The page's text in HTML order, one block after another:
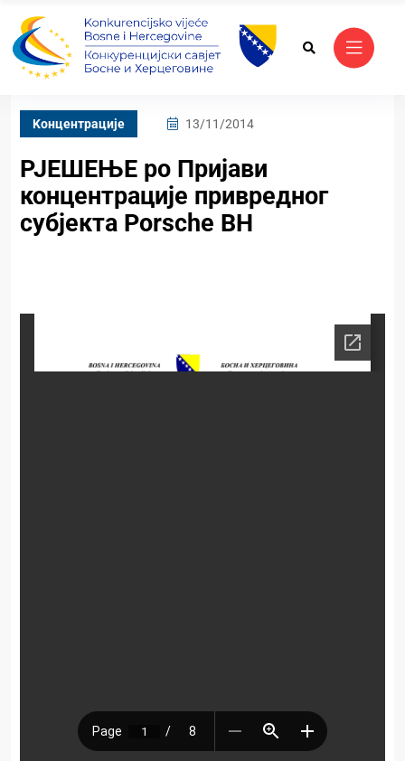
Kонцентрације 13/11/2014
РЈЕШЕЊЕ pо Пријави
концентрације привредног
субјекта Porsche BH